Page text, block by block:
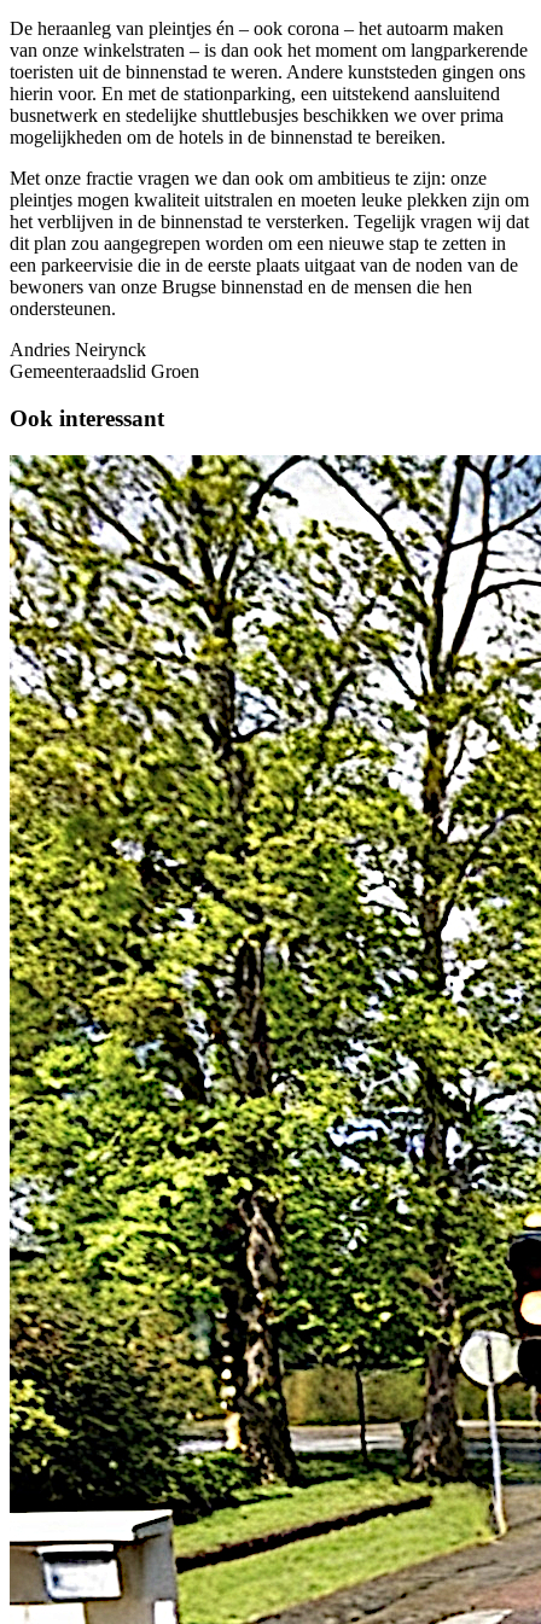
De heraanleg van pleintjes én – ook corona – het autoarm maken
van onze winkelstraten – is dan ook het moment om langparkerende
toeristen uit de binnenstad te weren. Andere kunststeden gingen ons
hierin voor. En met de stationparking, een uitstekend aansluitend
busnetwerk en stedelijke shuttlebusjes beschikken we over prima
mogelijkheden om de hotels in de binnenstad te bereiken.
Met onze fractie vragen we dan ook om ambitieus te zijn: onze
pleintjes mogen kwaliteit uitstralen en moeten leuke plekken zijn om
het verblijven in de binnenstad te versterken. Tegelijk vragen wij dat
dit plan zou aangegrepen worden om een nieuwe stap te zetten in
een parkeervisie die in de eerste plaats uitgaat van de noden van de
bewoners van onze Brugse binnenstad en de mensen die hen
ondersteunen.
Andries Neirynck
Gemeenteraadslid Groen
Ook interessant